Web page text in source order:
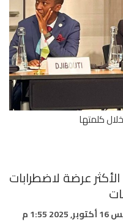
كلمتها
عرضة لاضطرابات
1:55 م